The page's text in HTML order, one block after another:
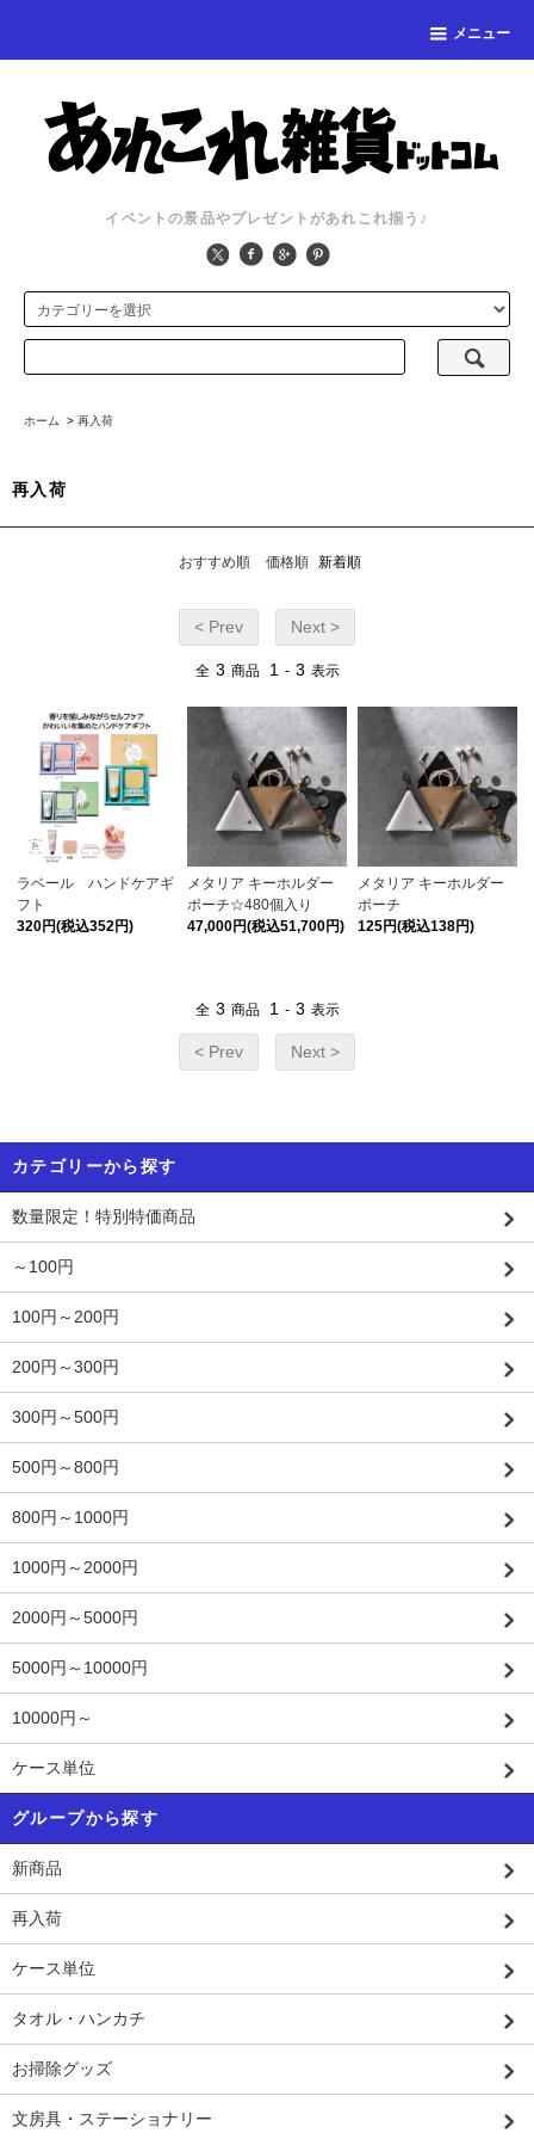
メニュー
イベントの景品やプレゼントがあれこれ揃う♪
ホーム > 再入荷
再入荷
おすすめ順 価格順 新着順
< Prev Next >
全 3 商品 1 - 3 表示
ラベール ハンドケアギ
フト
320円(税込352円)
メタリア キーホルダー
ポーチ☆480個入り
47,000円(税込51,700円)
メタリア キーホルダー
ポーチ
125円(税込138円)
全 3 商品 1 - 3 表示
< Prev Next >
カテゴリーから探す
数量限定！特別特価商品
～100円
100円～200円
200円～300円
300円～500円
500円～800円
800円～1000円
1000円～2000円
2000円～5000円
5000円～10000円
10000円～
ケース単位
グループから探す
新商品
再入荷
ケース単位
タオル・ハンカチ
お掃除グッズ
文房具・ステーショナリー